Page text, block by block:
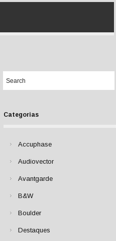
Categorias
Accuphase
Audiovector
Avantgarde
B&W
Boulder
Destaques